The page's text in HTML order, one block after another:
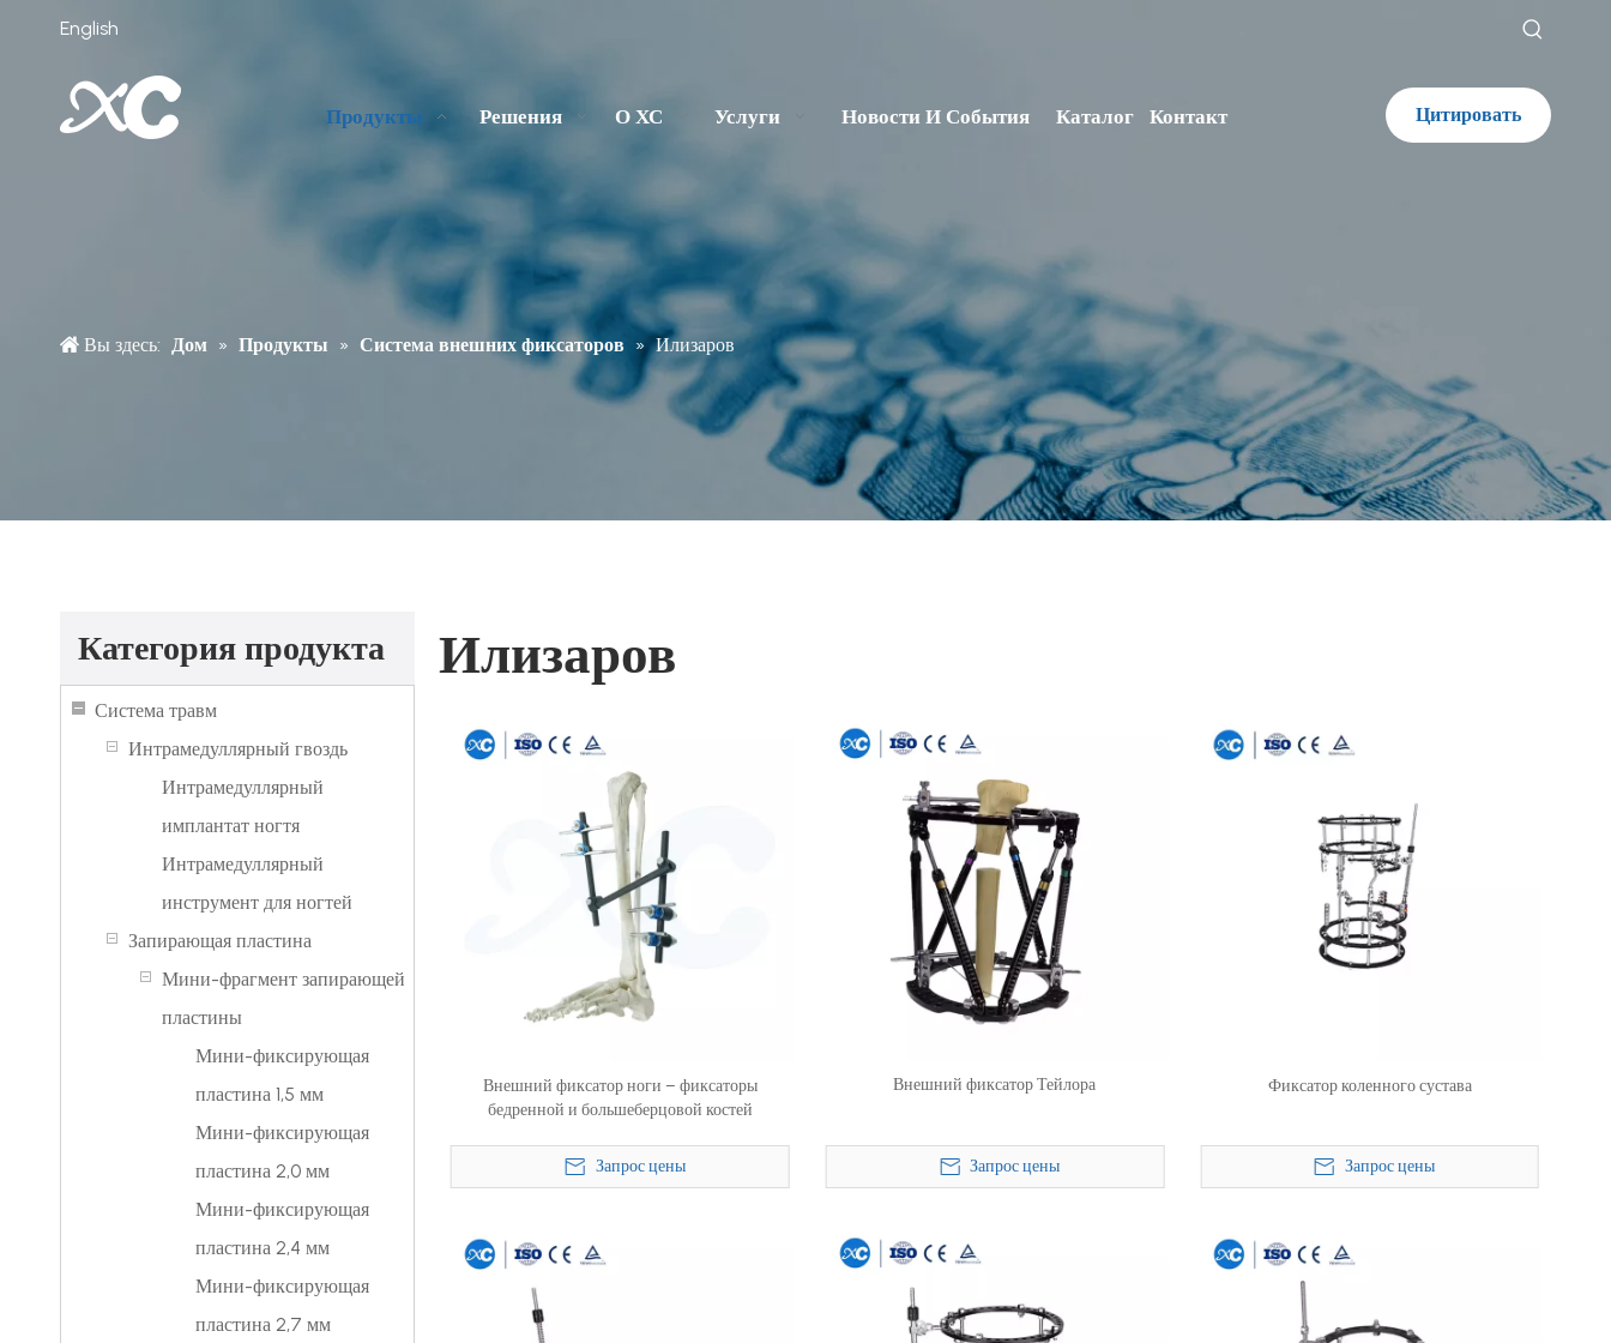
English
Продукты Решения О ХС Услуги Новости И События Каталог Контакт Цитировать
Вы здесь: Дом » Продукты » Система внешних фиксаторов » Илизаров
Категория продукта
Система травм
Интрамедуллярный гвоздь
Интрамедуллярный
имплантат ногтя
Интрамедуллярный
инструмент для ногтей
Запирающая пластина
Мини-фрагмент запирающей
пластины
Мини-фиксирующая
пластина 1,5 мм
Мини-фиксирующая
пластина 2,0 мм
Мини-фиксирующая
пластина 2,4 мм
Мини-фиксирующая
пластина 2,7 мм
Илизаров
Внешний фиксатор ноги – фиксаторы
бедренной и большеберцовой костей
Запрос цены
Внешний фиксатор Тейлора
Запрос цены
Фиксатор коленного сустава
Запрос цены